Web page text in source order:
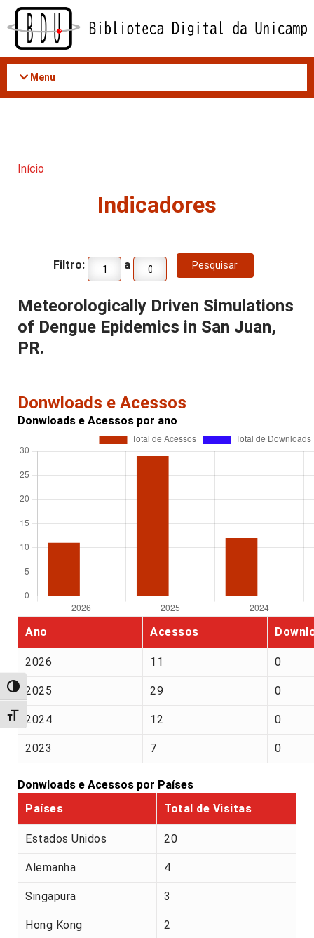
Acessar
conteúdo
Alternar alto contraste
Alternar tamanho da fonte
Menu
Início
Indicadores
Filtro: a
Meteorologically Driven Simulations
of Dengue Epidemics in San Juan,
PR.
Donwloads e Acessos
Donwloads e Acessos por ano
Ano Acessos
2026 11 0
2025 29 0
2024 12 0
2023 7 0
Donwloads e Acessos por Países
Países
Total de Visitas
Estados Unidos 20
Alemanha 4
Singapura 3
Hong Kong 2